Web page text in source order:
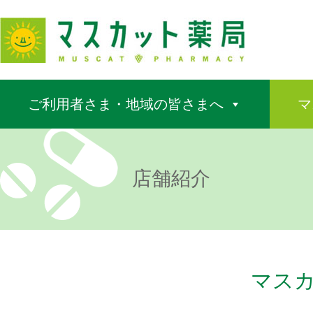
ご利用者さま・地域の皆さまへ
店舗紹介
マス